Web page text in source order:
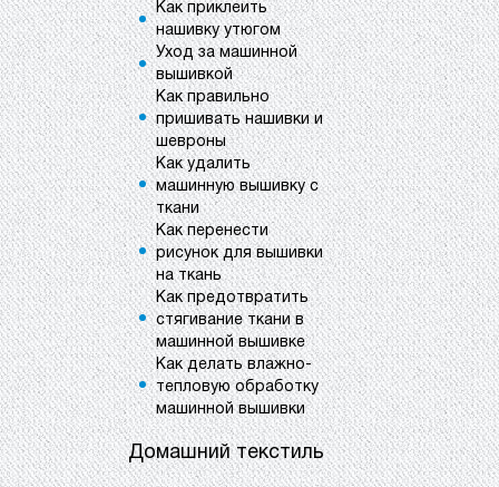
Как приклеить
нашивку утюгом
Уход за машинной
вышивкой
Как правильно
пришивать нашивки и
шевроны
Как удалить
машинную вышивку с
ткани
Как перенести
рисунок для вышивки
на ткань
Как предотвратить
стягивание ткани в
машинной вышивке
Как делать влажно-
тепловую обработку
машинной вышивки
Домашний текстиль